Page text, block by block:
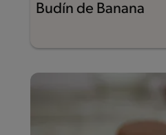
Budín de Banana